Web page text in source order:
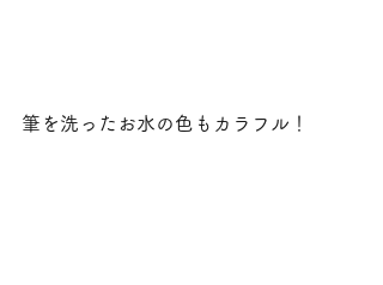
筆を洗ったお水の色もカラフル！